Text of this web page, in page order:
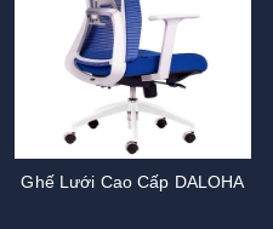
Ghế Lưới Cao Cấp DALOHA